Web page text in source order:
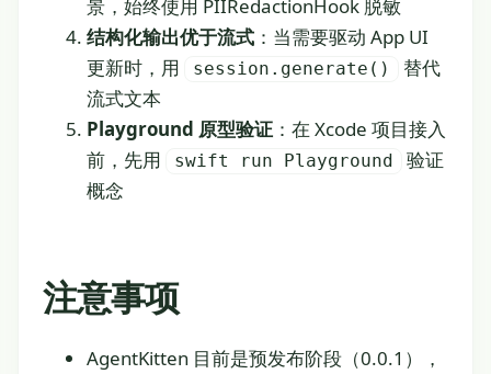
景，始终使用 PIIRedactionHook 脱敏
结构化输出优于流式 ：当需要驱动 App UI
更新时，用
session.generate ()
替代
流式文本
Playground 原型验证 ：在 Xcode 项目接入
前，先用
swift run Playground
验证
概念
注意事项
AgentKitten 目前是预发布阶段（0.0.1），